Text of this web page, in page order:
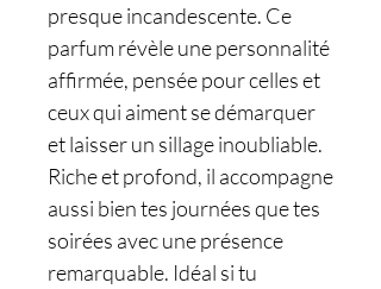
presque incandescente. Ce
parfum révèle une personnalité
affirmée, pensée pour celles et
ceux qui aiment se démarquer
et laisser un sillage inoubliable.
Riche et profond, il accompagne
aussi bien tes journées que tes
soirées avec une présence
remarquable. Idéal si tu